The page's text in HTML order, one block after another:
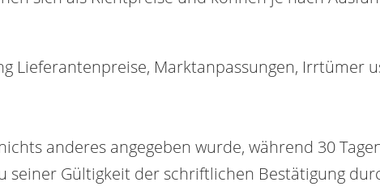
Lieferantenpreise, Marktanpassungen, Irrtümer
anderes angegeben wurde, während 30
Gültigkeit der schriftlichen Bestätigung